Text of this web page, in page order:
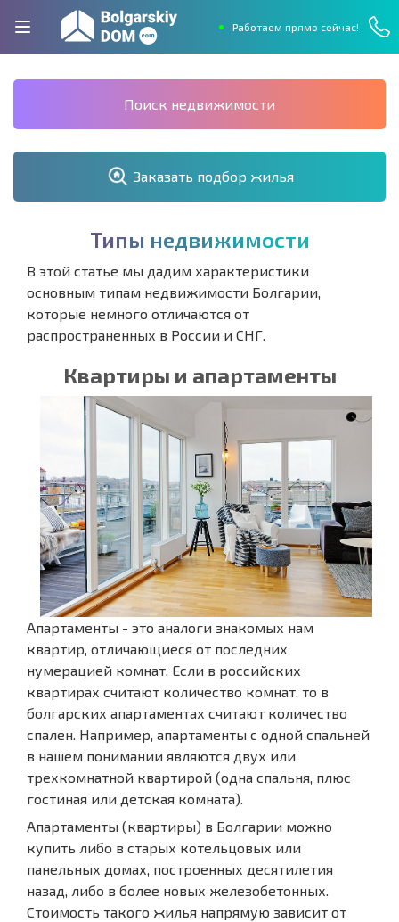
Работаем прямо сейчас!
Поиск недвижимости
Заказать подбор жилья
Типы недвижимости
В этой статье мы дадим характеристики
основным типам недвижимости Болгарии,
которые немного отличаются от
распространенных в России и СНГ.
Квартиры и апартаменты
Апартаменты - это аналоги знакомых нам
квартир, отличающиеся от последних
нумерацией комнат. Если в российских
квартирах считают количество комнат, то в
болгарских апартаментах считают количество
спален. Например, апартаменты с одной спальней
в нашем понимании являются двух или
трехкомнатной квартирой (одна спальня, плюс
гостиная или детская комната).
Апартаменты (квартиры) в Болгарии можно
купить либо в старых котельцовых или
панельных домах, построенных десятилетия
назад, либо в более новых железобетонных.
Стоимость такого жилья напрямую зависит от